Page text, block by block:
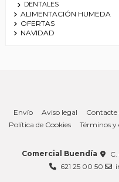
DENTALES
ALIMENTACIÓN HUMEDA
OFERTAS
NAVIDAD
Envío Aviso legal Contacte
Política de Cookies
Términos y
Comercial Buendía
621 25 00 50